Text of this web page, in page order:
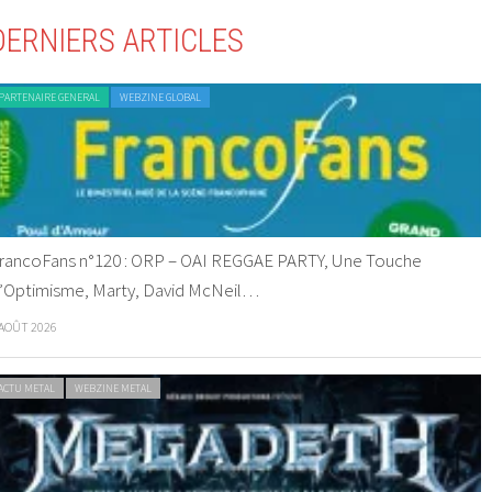
ARTICLES
GENERAL WEBZINE GLOBAL
n°120 : ORP – OAI REGGAE PARTY, Une Touche
Marty, David McNeil…
2026
METAL WEBZINE METAL